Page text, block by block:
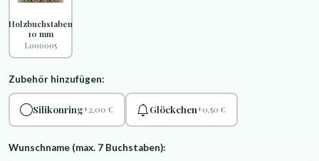
Holzbuchstaben
10 mm
L000005
Zubehör hinzufügen:
Silikonring+2,00 € Glöckchen+0,50 €
Wunschname (max. 7 Buchstaben):